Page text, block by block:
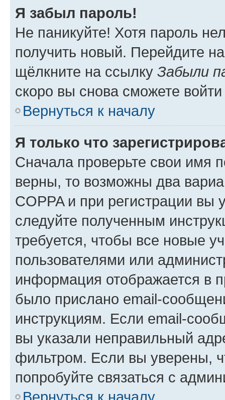
Я забыл пароль!
Не паникуйте! Хотя пароль
получить новый. Перейдите
щёлкните на ссылку Забыли
скоро вы снова сможете
Вернуться к началу
Я только что
Сначала проверьте свои имя
верны, то возможны два
COPPA и при регистрации вы
следуйте полученным
требуется, чтобы все новые
пользователями или
информация отображается в
было прислано email-
инструкциям. Если email-
вы указали неправильный
фильтром. Если вы уверены,
попробуйте связаться с
Вернуться к началу